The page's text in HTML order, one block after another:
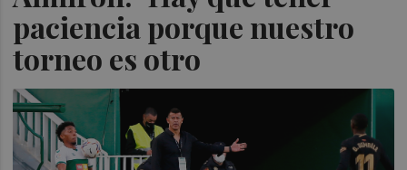
paciencia porque nuestro
torneo es otro